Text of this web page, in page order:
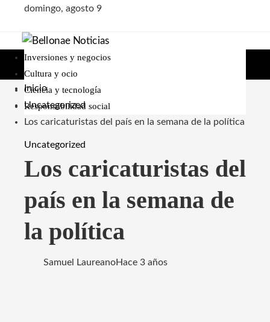
domingo, agosto 9
Inversiones y negocios
Cultura y ocio
Ciencia y tecnología
Responsabilidad social
Inicio
Uncategorized
Los caricaturistas del país en la semana de la política
Uncategorized
Los caricaturistas del
país en la semana de
la política
Samuel LaureanoHace 3 años